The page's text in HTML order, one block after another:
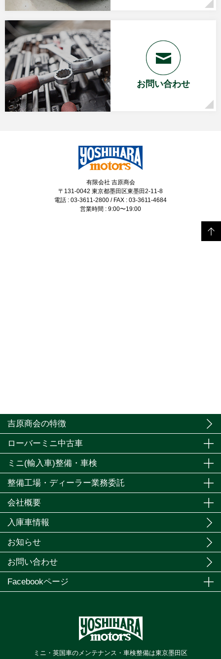
お問い合わせ
有限会社 吉原商会
〒131-0042 東京都墨田区東墨田2-11-8
電話 : 03-3611-2800 / FAX : 03-3611-4684
営業時間 : 9:00〜19:00
吉原商会の特徴
ローバーミニ中古車
ミニ(輸入車)整備・車検
整備工場・ディーラー業務委託
会社概要
入庫車情報
お知らせ
お問い合わせ
Facebookページ
ミニ・英国車のメンテナンス・車検整備は東京墨田区